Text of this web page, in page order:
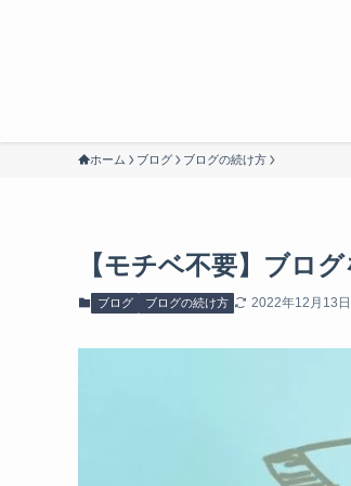
ホーム ブログ ブログの続け方
【モチベ不要】ブロ
ブログ ブログの続け方 2022年12月13日